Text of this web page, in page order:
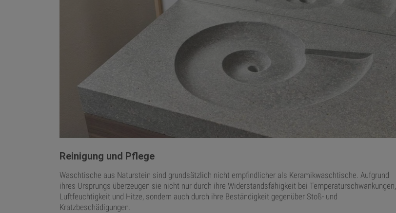
Reinigung und Pflege
Waschtische aus Naturstein sind grundsätzlich nicht empfindlicher als Keramikwaschtische. Aufgrund
ihres Ursprungs überzeugen sie nicht nur durch ihre Widerstandsfähigkeit bei Temperaturschwankungen,
Luftfeuchtigkeit und Hitze, sondern auch durch ihre Beständigkeit gegenüber Stoß- und
Kratzbeschädigungen.